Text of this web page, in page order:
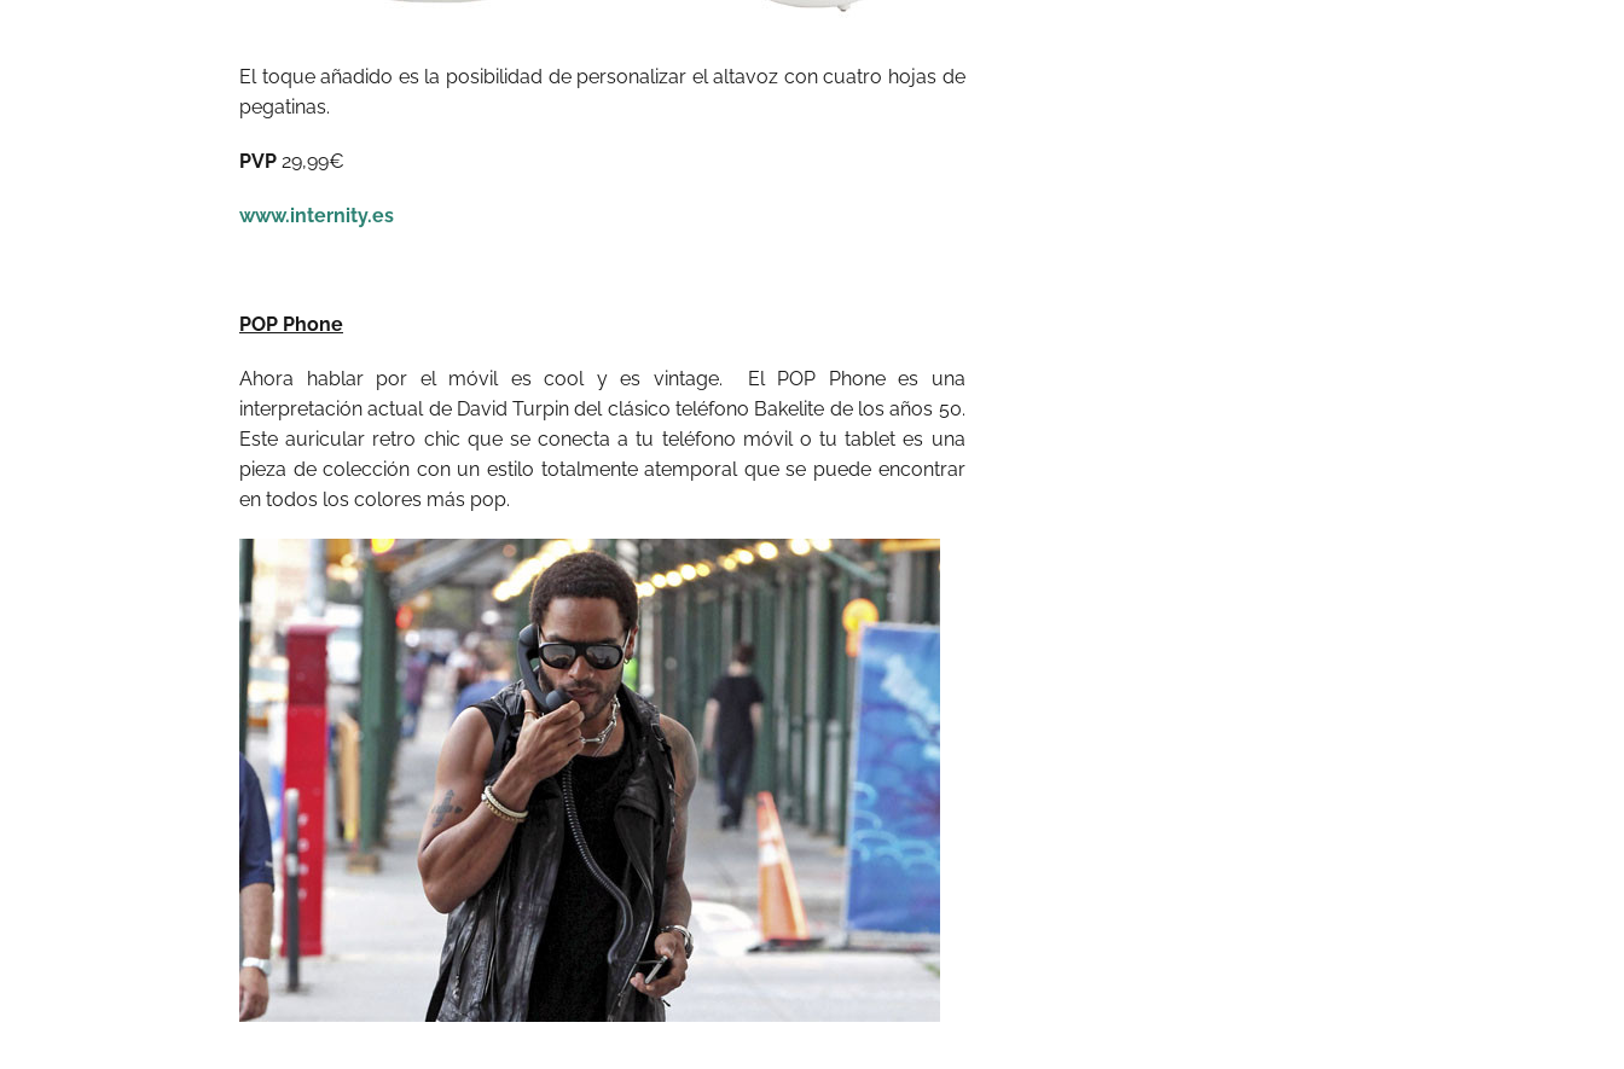
El toque añadido es la posibilidad de personalizar el altavoz con cuatro hojas de
pegatinas.
PVP 29,99€
www.internity.es
POP Phone
Ahora hablar por el móvil es cool y es vintage. El POP Phone es una
interpretación actual de David Turpin del clásico teléfono Bakelite de los años 50.
Este auricular retro chic que se conecta a tu teléfono móvil o tu tablet es una
pieza de colección con un estilo totalmente atemporal que se puede encontrar
en todos los colores más pop.